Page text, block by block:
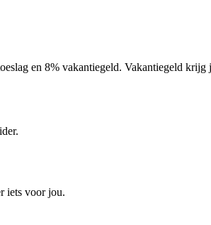
en 8% vakantiegeld. Vakantiegeld
iets voor jou.